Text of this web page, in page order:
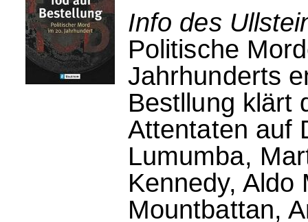
Info des
Politische
Jahrhunderts
Bestllung klärt
Attentaten auf
Lumumba,
Kennedy, Aldo
Mountbattan,